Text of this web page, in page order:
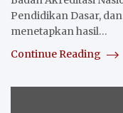
Pendidikan Dasar,
menetapkan hasil…
Continue Reading